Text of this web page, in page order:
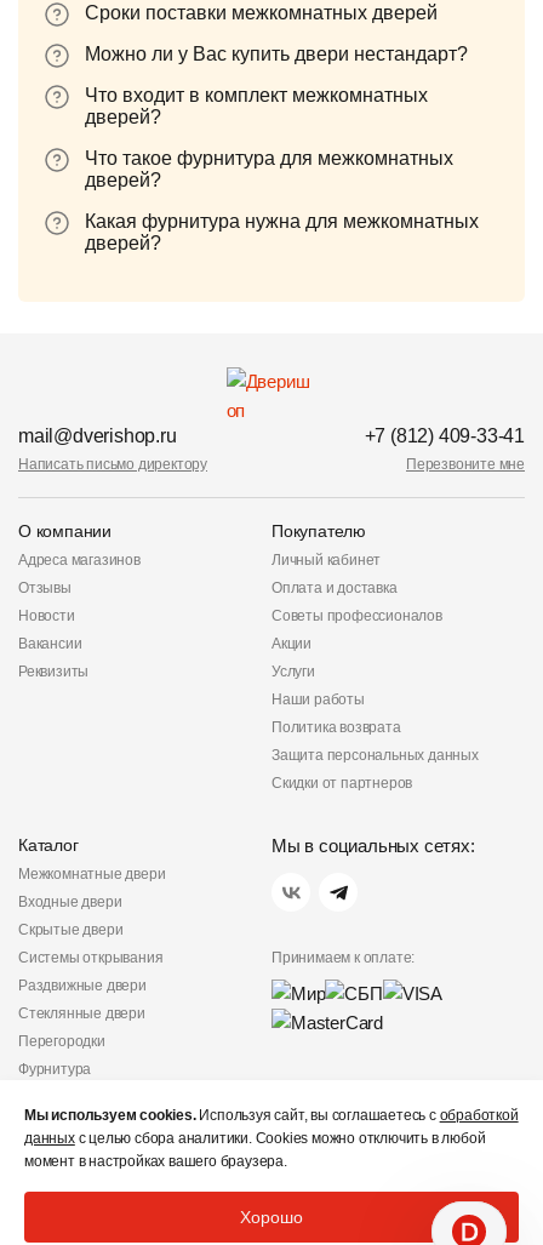
Сроки поставки межкомнатных дверей
Можно ли у Вас купить двери нестандарт?
Что входит в комплект межкомнатных
дверей?
Что такое фурнитура для межкомнатных
дверей?
Какая фурнитура нужна для межкомнатных
дверей?
mail@dverishop.ru
Написать письмо директору
+7 (812) 409-33-41
Перезвоните мне
О компании
Адреса магазинов
Отзывы
Новости
Вакансии
Реквизиты
Покупателю
Личный кабинет
Оплата и доставка
Советы профессионалов
Акции
Услуги
Наши работы
Политика возврата
Защита персональных данных
Скидки от партнеров
Каталог
Межкомнатные двери
Входные двери
Скрытые двери
Системы открывания
Раздвижные двери
Стеклянные двери
Перегородки
Фурнитура
Мы в социальных сетях:
Принимаем к оплате:
конфиденциальности
Не является публичной
© «Дверишоп» 2012 - 2026
Мы используем cookies.Используя сайт, вы соглашаетесь с обработкой
данныхс целью сбора аналитики. Cookies можно отключить в любой
момент в настройках вашего браузера.
Хорошо